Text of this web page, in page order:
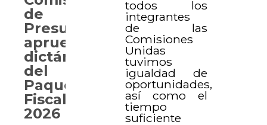
todos los
integrantes
de las
Comisiones
Unidas
tuvimos
igualdad de
oportunidades,
así como el
tiempo
suficiente
de
Presupuesto
aprueba
dictámenes
del
Paquete
Fiscal
2026